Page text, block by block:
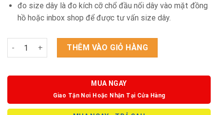
đo size dây là đo kích cỡ chổ đầu nối dây vào mặt đồng
hồ hoặc inbox shop để được tư vấn size dây.
Dây Da size 16 PEYTON ROUS số lượng
THÊM VÀO GIỎ HÀNG
MUA NGAY
Giao Tận Nơi Hoặc Nhận Tại Cửa Hàng